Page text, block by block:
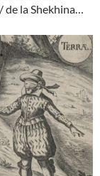
de la Shekhina…